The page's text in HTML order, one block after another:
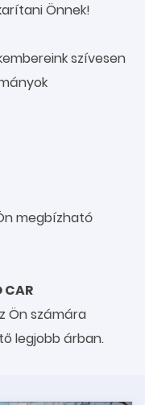
Önnek!
szívesen
megbízható
CAR
Ön számára
legjobb árban.